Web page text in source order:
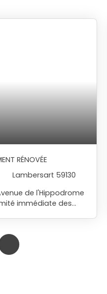
RÉNOVÉE
Lambersart 59130
de l'Hippodrome
immédiate des
aucun travaux.
une belle pièce de
de lumière, offrant un